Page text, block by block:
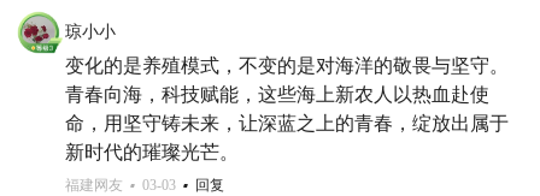
琼小小
变化的是养殖模式，不变的是对海洋的敬畏与坚守。
青春向海，科技赋能，这些海上新农人以热血赴使
命，用坚守铸未来，让深蓝之上的青春，绽放出属于
新时代的璀璨光芒。
福建网友 03-03 回复